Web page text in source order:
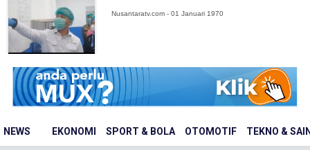
NEWS EKONOMI SPORT & BOLA OTOMOTIF TEKNO &
Nusantaratv.com - 01 Januari 1970